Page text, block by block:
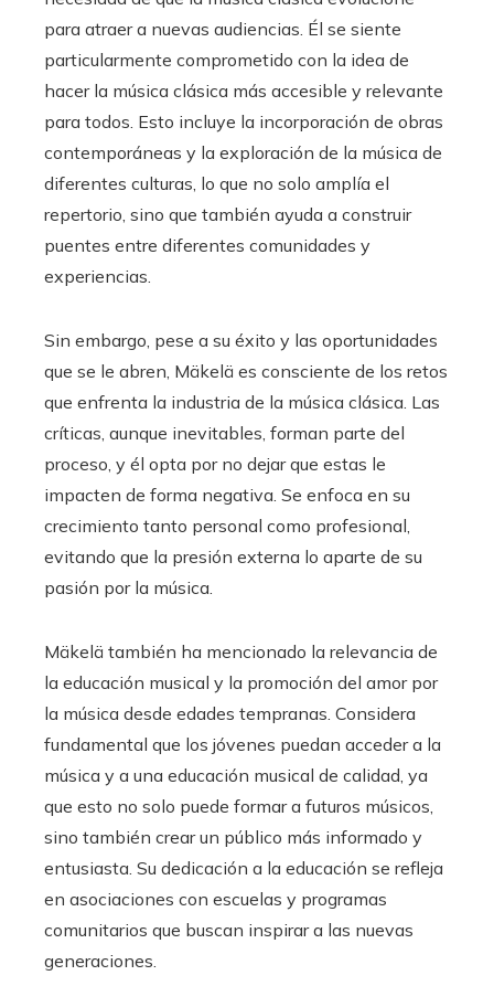
para atraer a nuevas audiencias. Él se siente
particularmente comprometido con la idea de
hacer la música clásica más accesible y relevante
para todos. Esto incluye la incorporación de obras
contemporáneas y la exploración de la música de
diferentes culturas, lo que no solo amplía el
repertorio, sino que también ayuda a construir
puentes entre diferentes comunidades y
experiencias.
Sin embargo, pese a su éxito y las oportunidades
que se le abren, Mäkelä es consciente de los retos
que enfrenta la industria de la música clásica. Las
críticas, aunque inevitables, forman parte del
proceso, y él opta por no dejar que estas le
impacten de forma negativa. Se enfoca en su
crecimiento tanto personal como profesional,
evitando que la presión externa lo aparte de su
pasión por la música.
Mäkelä también ha mencionado la relevancia de
la educación musical y la promoción del amor por
la música desde edades tempranas. Considera
fundamental que los jóvenes puedan acceder a la
música y a una educación musical de calidad, ya
que esto no solo puede formar a futuros músicos,
sino también crear un público más informado y
entusiasta. Su dedicación a la educación se refleja
en asociaciones con escuelas y programas
comunitarios que buscan inspirar a las nuevas
generaciones.